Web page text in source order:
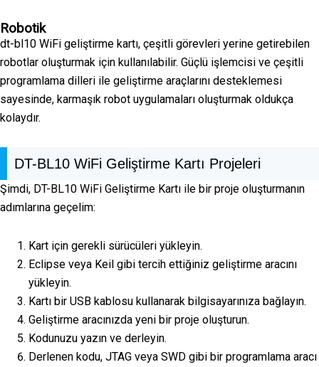
Robotik
dt-bl10 WiFi geliştirme kartı, çeşitli görevleri yerine getirebilen
robotlar oluşturmak için kullanılabilir. Güçlü işlemcisi ve çeşitli
programlama dilleri ile geliştirme araçlarını desteklemesi
sayesinde, karmaşık robot uygulamaları oluşturmak oldukça
kolaydır.
DT-BL10 WiFi Geliştirme Kartı Projeleri
Şimdi, DT-BL10 WiFi Geliştirme Kartı ile bir proje oluşturmanın
adımlarına geçelim:
Kart için gerekli sürücüleri yükleyin.
Eclipse veya Keil gibi tercih ettiğiniz geliştirme aracını
yükleyin.
Kartı bir USB kablosu kullanarak bilgisayarınıza bağlayın.
Geliştirme aracınızda yeni bir proje oluşturun.
Kodunuzu yazın ve derleyin.
Derlenen kodu, JTAG veya SWD gibi bir programlama aracı